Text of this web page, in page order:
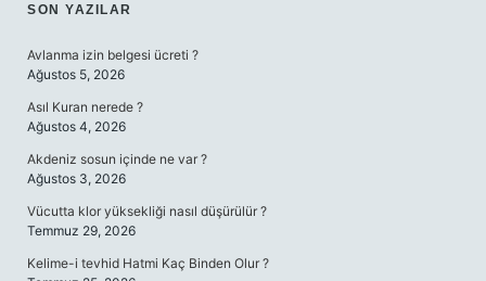
SIDEBAR
SON YAZILAR
Avlanma izin belgesi ücreti ?
Ağustos 5, 2026
Asıl Kuran nerede ?
Ağustos 4, 2026
Akdeniz sosun içinde ne var ?
Ağustos 3, 2026
Vücutta klor yüksekliği nasıl düşürülür ?
Temmuz 29, 2026
Kelime-i tevhid Hatmi Kaç Binden Olur ?